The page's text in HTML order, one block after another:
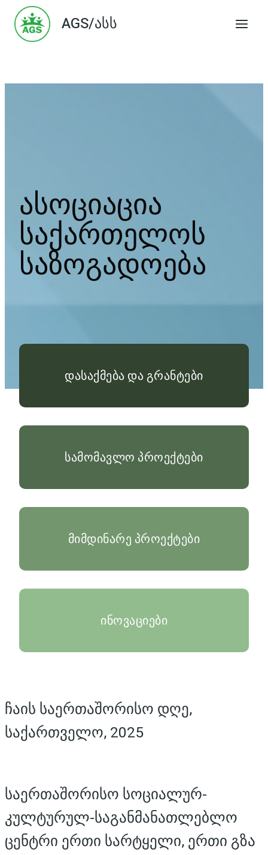
Skip
content
AGS/ასს
ასოციაცია
საქართელოს
საზოგადოება
დასაქმება და გრანტები
სამომავლო პროექტები
მიმდინარე პროექტები
ინოვაციები
ჩაის საერთაშორისო დღე,
საქართველო, 2025
საერთაშორისო სოციალურ-
კულტურულ-საგანმანათლებლო
ცენტრი ერთი სარტყელი, ერთი გზა